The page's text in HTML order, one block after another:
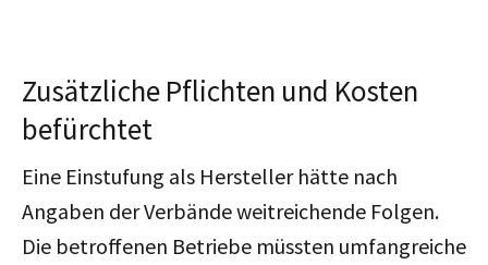
Zusätzliche Pflichten und Kosten
befürchtet
Eine Einstufung als Hersteller hätte nach
Angaben der Verbände weitreichende Folgen.
Die betroffenen Betriebe müssten umfangreiche